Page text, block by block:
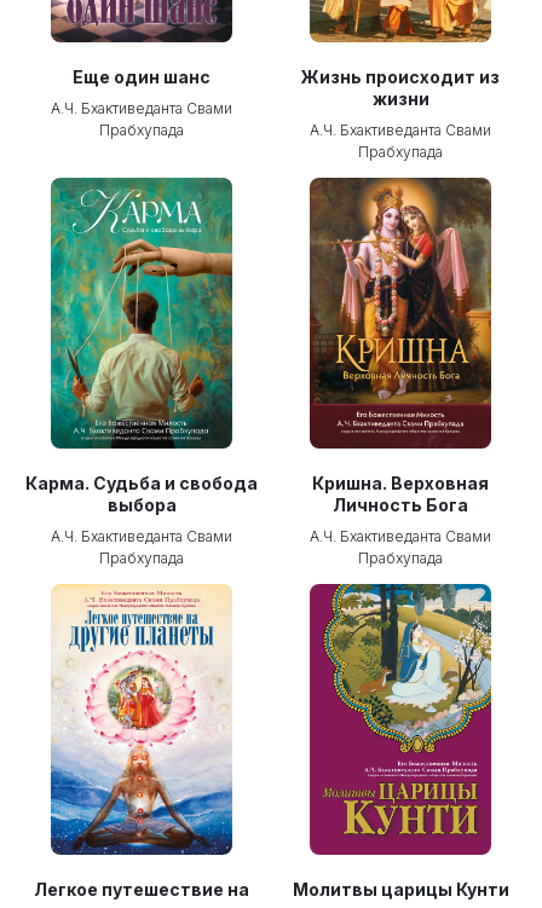
Еще один шанс
А.Ч. Бхактиведанта Свами
Прабхупада
Жизнь происходит из
жизни
А.Ч. Бхактиведанта Свами
Прабхупада
Карма. Судьба и свобода
выбора
А.Ч. Бхактиведанта Свами
Прабхупада
Кришна. Верховная
Личность Бога
А.Ч. Бхактиведанта Свами
Прабхупада
Легкое путешествие на
Молитвы царицы Кунти